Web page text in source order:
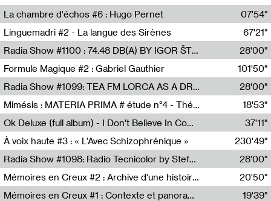
Jimmy Peggie,radioart106
La chambre d'échos #6 : Hugo Pernet
Revue Les Chambres,Hugo Pernet
07'54"
Linguemadri #2 - La langue des Sirènes
Meris Angioletti
67'21"
Radia Show #1100 : 74.48 DB(A) BY IGOR ŠTROMAJER FOR RADIO X
radio x
28'00"
Formule Magique #2 : Gabriel Gauthier
Nathalie Lacroix,Gabriel Gauthier
101'50"
Radia Show #1099: TEA FM LORCA AS A DREAM
TEAFM
28'00"
Mimésis : MATERIA PRIMA # étude n°4 - Théâtre de l’Aquarium
Francesco Russo,Scuola della Crisi
18'53"
Ok Deluxe (full album) - I Don't Believe In Computing
37'11"
À voix haute #3 : « L’Avec Schizophrénique »
230'49"
Radia Show #1098: Radio Tecnicolor by Stefan Nussbaumer & Georg Zichy (Radio Orange 94.0)
Radio Orange 94.0
28'00"
Mémoires en Creux #2 : Archive d'une histoire artistique
Sophie Auger-Grappin
20'50"
Mémoires en Creux #1 : Contexte et panorama
19'39"